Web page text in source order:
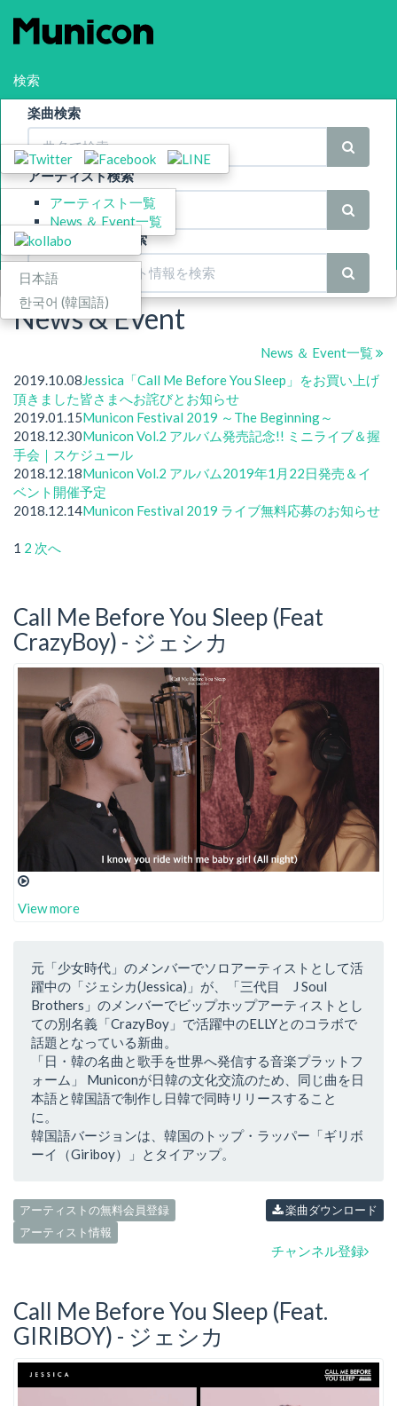
検索
楽曲検索
アーティスト検索
News ＆ Event 検索
シェア
Menu
アーティスト一覧
News ＆ Event一覧
スポンサー
Language
日本語
한국어 (韓国語)
News & Event
News ＆ Event一覧
2019.10.08Jessica「Call Me Before You Sleep」をお買い上げ
頂きました皆さまへお詫びとお知らせ
2019.01.15Municon Festival 2019 ～The Beginning～
2018.12.30Municon Vol.2 アルバム発売記念!! ミニライブ＆握
手会｜スケジュール
2018.12.18Municon Vol.2 アルバム2019年1月22日発売＆イ
ベント開催予定
2018.12.14Municon Festival 2019 ライブ無料応募のお知らせ
投
の
ペ
ー
ジ
り
1 2 次へ
Call Me Before You Sleep (Feat
CrazyBoy) - ジェシカ
View more
元「少女時代」のメンバーでソロアーティストとして活
躍中の「ジェシカ(Jessica)」が、「三代目 J Soul
Brothers」のメンバーでビップホップアーティストとし
ての別名義「CrazyBoy」で活躍中のELLYとのコラボで
話題となっている新曲。
「日・韓の名曲と歌手を世界へ発信する音楽プラットフ
ォーム」 Municonが日韓の文化交流のため、同じ曲を日
本語と韓国語で制作し日韓で同時リリースすること
に。
韓国語バージョンは、韓国のトップ・ラッパー「ギリボ
ーイ（Giriboy）」とタイアップ。
アーティストの無料会員登録
アーティスト情報
楽曲ダウンロード
チャンネル登録
Call Me Before You Sleep (Feat.
GIRIBOY) - ジェシカ